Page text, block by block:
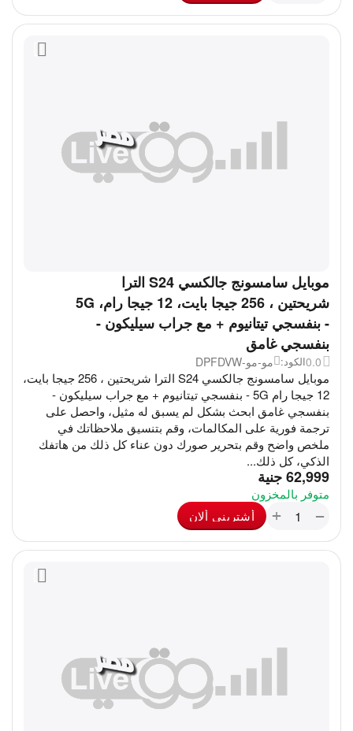
موبايل سامسونج جالكسي S24 الترا
شريحتين ، 256 جيجا بايت، 12 جيجا رام، 5G
- بنفسجي تيتانيوم + مع جراب سيليكون -
بنفسجي غامق
0.0الكود: مو-مو-DPFDVW
موبايل سامسونج جالكسي S24 الترا شريحتين ، 256 جيجا بايت،
12 جيجا رام 5G - بنفسجي تيتانيوم + مع جراب سيليكون -
بنفسجي غامق ابحث بشكل لم يسبق له مثيل، واحصل على
ترجمة فورية على المكالمات، وقم بتنسيق ملاحظاتك في
ملخص واضح وقم بتحرير صورك دون عناء كل ذلك من هاتفك
الذكي، كل ذلك...
جنية62,999
متوفر بالمخزون
+ − أشترينى ألان